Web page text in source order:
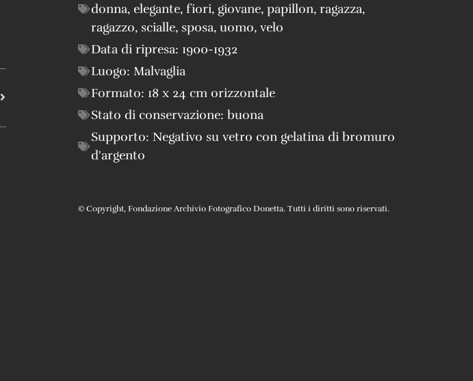
donna, elegante, fiori, giovane, papillon, ragazza,
ragazzo, scialle, sposa, uomo, velo
Data di ripresa: 1900-1932
Luogo: Malvaglia
Formato: 18 x 24 cm orizzontale
Stato di conservazione: buona
Supporto: Negativo su vetro con gelatina di bromuro
d'argento
© Copyright, Fondazione Archivio Fotografico Donetta. Tutti i diritti sono riservati.